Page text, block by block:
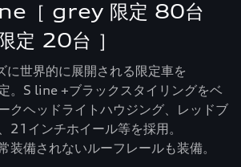
［ grey 限定 80台
定 20台 ］
世界的に展開される限定車を
。S line +ブラックスタイリングをベ
クヘッドライトハウジング、レッドブ
21インチホイール等を採用。
備されないルーフレールも装備。